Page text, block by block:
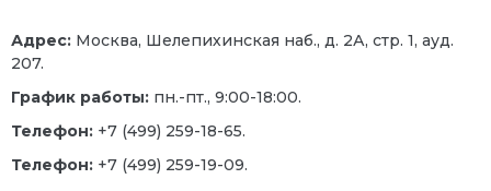
Адрес: Москва, Шелепихинская наб., д. 2А, стр. 1, ауд.
207.
График работы: пн.-пт., 9:00-18:00.
Телефон: +7 (499) 259-18-65.
Телефон: +7 (499) 259-19-09.